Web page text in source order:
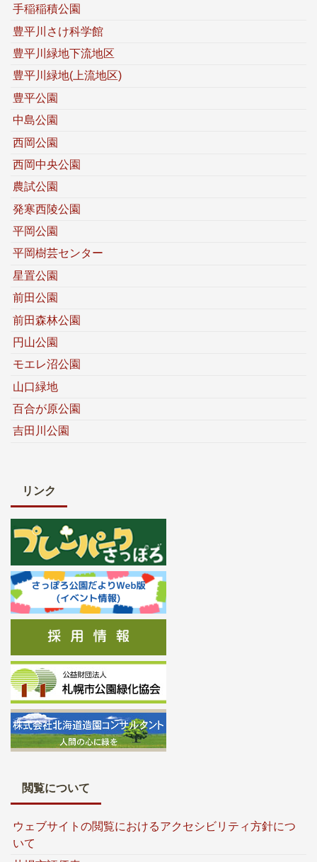
手稲稲積公園
豊平川さけ科学館
豊平川緑地下流地区
豊平川緑地(上流地区)
豊平公園
中島公園
西岡公園
西岡中央公園
農試公園
発寒西陵公園
平岡公園
平岡樹芸センター
星置公園
前田公園
前田森林公園
円山公園
モエレ沼公園
山口緑地
百合が原公園
吉田川公園
リンク
閲覧について
ウェブサイトの閲覧におけるアクセシビリティ方針につ
いて